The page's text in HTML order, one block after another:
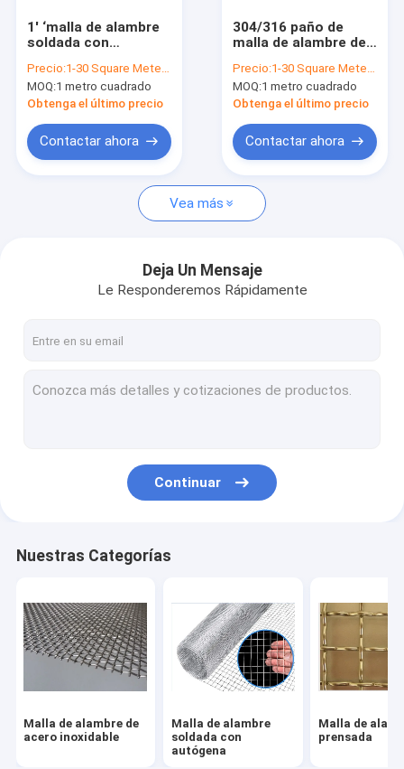
Noticias
Pida una cita
Malla de alambre de acero inoxidable
Malla de alambre prensada
Malla de alambre de acero galvanizada
Malla de alambre de cobre
Malla metálica arquitectónica
Malla de alambre hecha punto
Malla metálica ampliada
Malla metálica perforada
1' ‘malla de alambre
soldada con
inoxidable soldada
con autógena de
acero soldada con
de alambre de la
malla de alambre X1
Precio:1-30 Square Meter $15/Square Meter >30 Square Meters $13/Square Meter
MOQ:1 metro cuadrado
Obtenga el último precio
Contactar ahora
304/316 paño de
malla de alambre de
acero inoxidable
tejido 12X12mesh
tejido de acero
de alambre de la
malla de alambre
Precio:1-30 Square Meter $15/Square Meter >30 Square Meters $13/Square Meter
MOQ:1 metro cuadrado
Obtenga el último precio
Contactar ahora
Vea más
Deja Un Mensaje
Le Responderemos Rápidamente
Continuar
Nuestras Categorías
Malla de alambre de
acero inoxidable
Malla de alambre
soldada con
autógena
Malla de
prensada